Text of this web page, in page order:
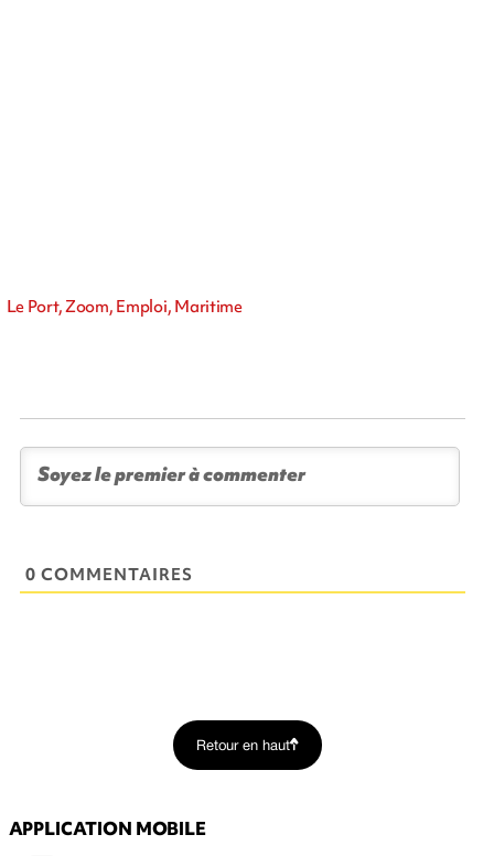
Le Port, Zoom, Emploi, Maritime
0 COMMENTAIRES
Retour en haut
APPLICATION MOBILE